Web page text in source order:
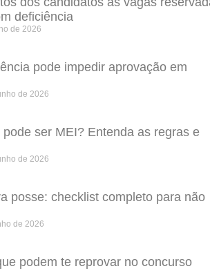
deficiência
de 2026
pode impedir aprovação em
de 2026
ser MEI? Entenda as regras e
de 2026
posse: checklist completo para não
de 2026
podem te reprovar no concurso